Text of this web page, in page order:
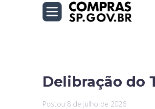
Delibração do
Postou 8 de julho de 2026